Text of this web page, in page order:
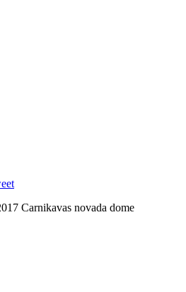
Carnikavas novada dome